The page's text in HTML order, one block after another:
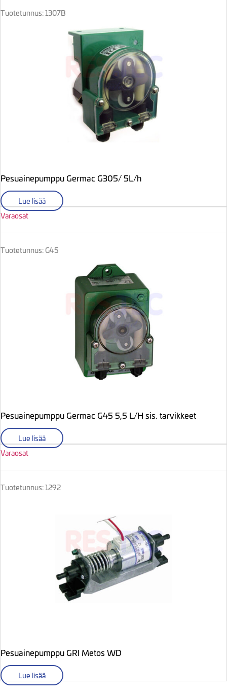
Tuotetunnus: 1307B
Pesuainepumppu Germac G305/ 5L/h
Lue lisää
Varaosat
Tuotetunnus: G45
Pesuainepumppu Germac G45 5,5 L/H sis. tarvikkeet
Lue lisää
Varaosat
Tuotetunnus: 1292
Pesuainepumppu GRI Metos WD
Lue lisää